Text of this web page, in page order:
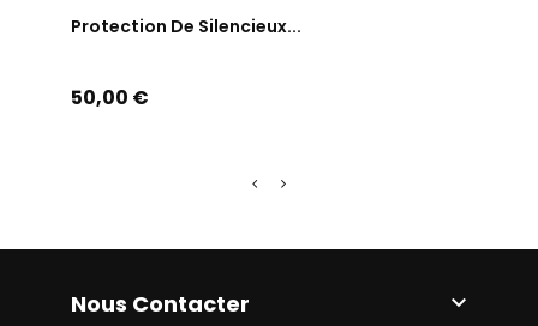
Protection De Silencieux...
Prix
50,00 €
Nous Contacter 